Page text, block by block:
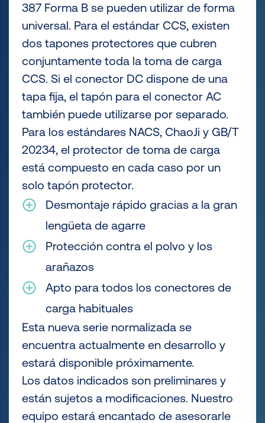
387 Forma B se pueden utilizar de forma
universal. Para el estándar CCS, existen
dos tapones protectores que cubren
conjuntamente toda la toma de carga
CCS. Si el conector DC dispone de una
tapa fija, el tapón para el conector AC
también puede utilizarse por separado.
Para los estándares NACS, ChaoJi y GB/T
20234, el protector de toma de carga
está compuesto en cada caso por un
solo tapón protector.
Desmontaje rápido gracias a la gran
lengüeta de agarre
Protección contra el polvo y los
arañazos
Apto para todos los conectores de
carga habituales
Esta nueva serie normalizada se
encuentra actualmente en desarrollo y
estará disponible próximamente.
Los datos indicados son preliminares y
están sujetos a modificaciones. Nuestro
equipo estará encantado de asesorarle